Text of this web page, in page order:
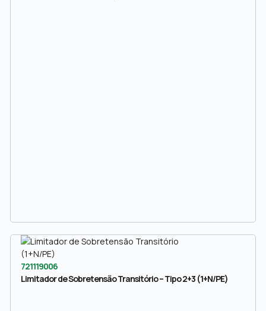
721119006
Limitador de Sobretensão Transitório – Tipo 2+3 (1+N/PE)